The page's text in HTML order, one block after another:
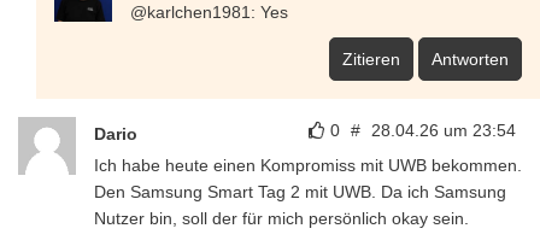
@karlchen1981: Yes
Zitieren Antworten
0 # 28.04.26 um 23:54
Dario
Ich habe heute einen Kompromiss mit UWB bekommen.
Den Samsung Smart Tag 2 mit UWB. Da ich Samsung
Nutzer bin, soll der für mich persönlich okay sein.